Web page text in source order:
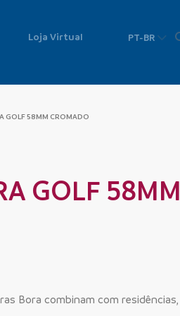
Loja Virtual PT-BR
GOLF 58MM CROMADO
GOLF 58MM
Bora combinam com residências,